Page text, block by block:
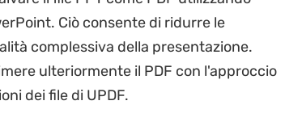
Ciò consente di ridurre le
complessiva della presentazione.
ulteriormente il PDF con l'approccio
dei file di UPDF.